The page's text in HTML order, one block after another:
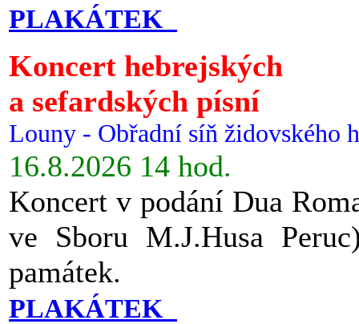
PLAKÁTEK
Koncert hebrejských
a sefardských písní
Louny - Obřadní síň židovského
16.8.2026 14 hod.
Koncert v podání Dua
ve Sboru M.J.Husa
památek.
PLAKÁTEK